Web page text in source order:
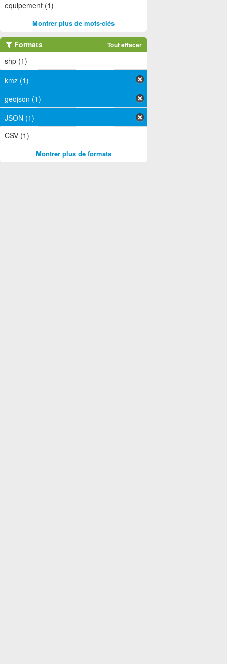
equipement (1)
Montrer plus de mots-clés
Formats Tout effacer
shp (1)
kmz (1)
geojson (1)
JSON (1)
CSV (1)
Montrer plus de formats